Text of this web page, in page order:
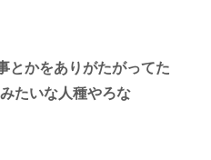
とかをありがたがってた
たいな人種やろな